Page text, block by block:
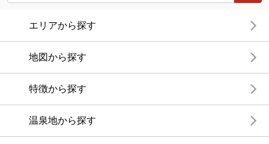
エリアから探す
地図から探す
特徴から探す
温泉地から探す